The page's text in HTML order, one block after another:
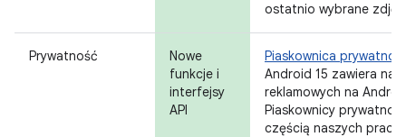
ostatnio wybrane
Prywatność
Nowe
funkcje i
interfejsy
API
Piaskownica
Android 15 zawiera
reklamowych na
Piaskownicy
częścią naszych prac